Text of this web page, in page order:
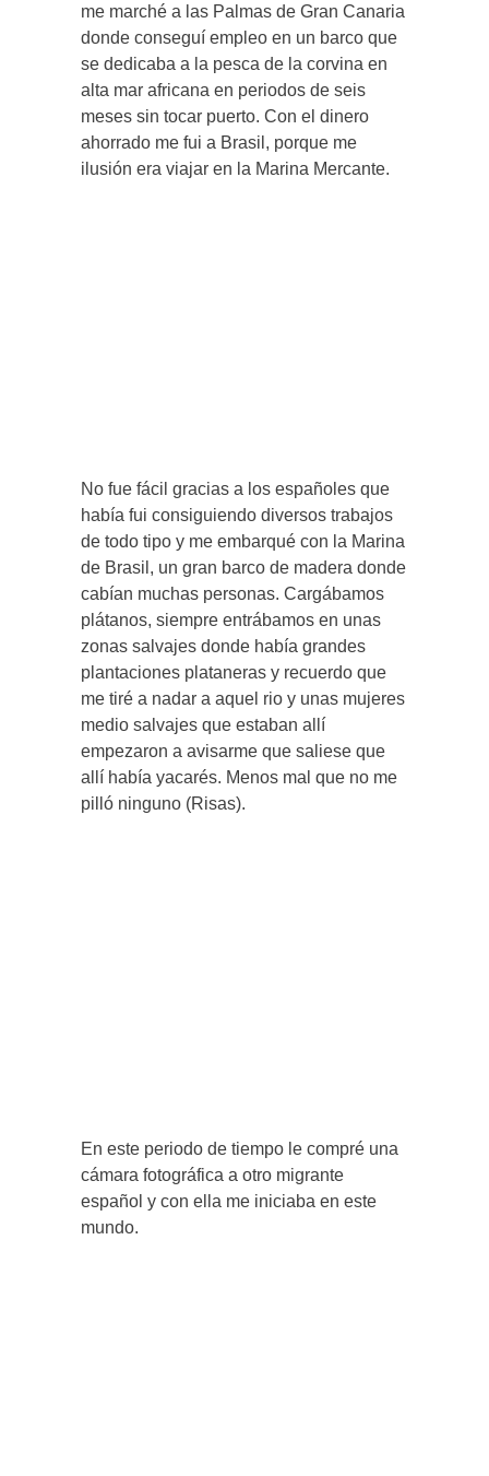
me marché a las Palmas de Gran Canaria
donde conseguí empleo en un barco que
se dedicaba a la pesca de la corvina en
alta mar africana en periodos de seis
meses sin tocar puerto. Con el dinero
ahorrado me fui a Brasil, porque me
ilusión era viajar en la Marina Mercante.
No fue fácil gracias a los españoles que
había fui consiguiendo diversos trabajos
de todo tipo y me embarqué con la Marina
de Brasil, un gran barco de madera donde
cabían muchas personas. Cargábamos
plátanos, siempre entrábamos en unas
zonas salvajes donde había grandes
plantaciones plataneras y recuerdo que
me tiré a nadar a aquel rio y unas mujeres
medio salvajes que estaban allí
empezaron a avisarme que saliese que
allí había yacarés. Menos mal que no me
pilló ninguno (Risas).
En este periodo de tiempo le compré una
cámara fotográfica a otro migrante
español y con ella me iniciaba en este
mundo.